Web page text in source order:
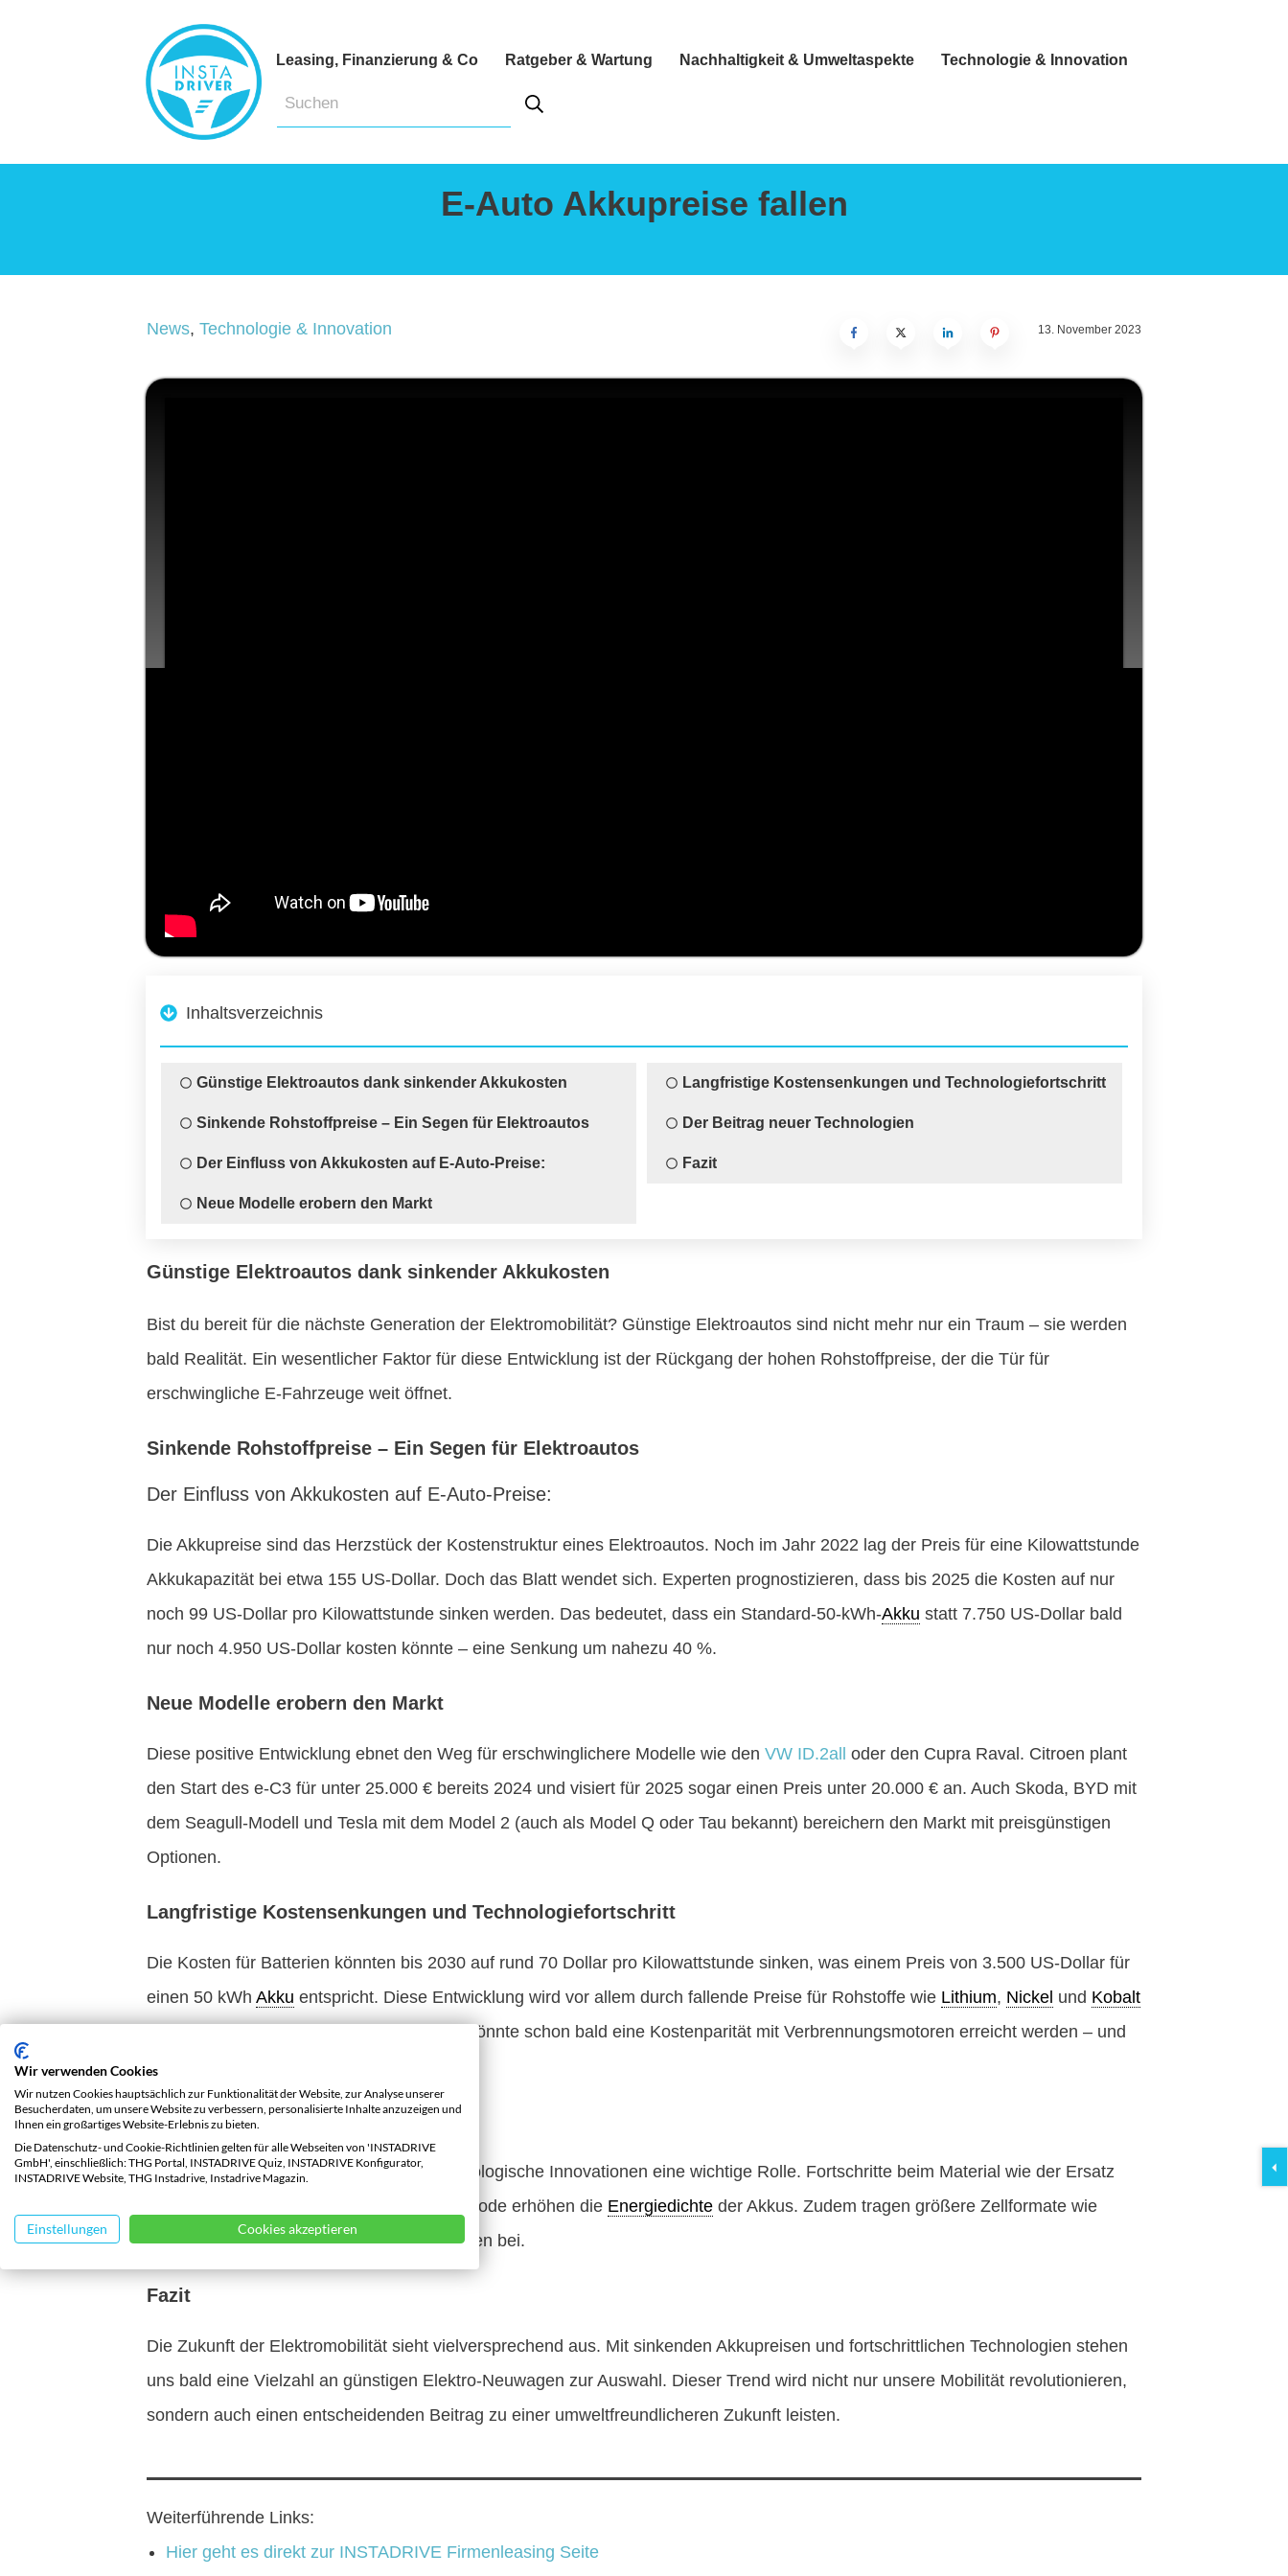
Leasing, Finanzierung & Co Ratgeber & Wartung Nachhaltigkeit & Umweltaspekte Technologie & Innovation
E-Auto Akkupreise fallen
News, Technologie & Innovation 13. November 2023
Inhaltsverzeichnis
Günstige Elektroautos dank sinkender Akkukosten
Sinkende Rohstoffpreise – Ein Segen für Elektroautos
Der Einfluss von Akkukosten auf E-Auto-Preise:
Neue Modelle erobern den Markt
Langfristige Kostensenkungen und Technologiefortschritt
Der Beitrag neuer Technologien
Fazit
Günstige Elektroautos dank sinkender Akkukosten
Bist du bereit für die nächste Generation der Elektromobilität? Günstige Elektroautos sind nicht mehr nur ein Traum – sie werden
bald Realität. Ein wesentlicher Faktor für diese Entwicklung ist der Rückgang der hohen Rohstoffpreise, der die Tür für
erschwingliche E-Fahrzeuge weit öffnet.
Sinkende Rohstoffpreise – Ein Segen für Elektroautos
Der Einfluss von Akkukosten auf E-Auto-Preise:
Die Akkupreise sind das Herzstück der Kostenstruktur eines Elektroautos. Noch im Jahr 2022 lag der Preis für eine Kilowattstunde
Akkukapazität bei etwa 155 US-Dollar. Doch das Blatt wendet sich. Experten prognostizieren, dass bis 2025 die Kosten auf nur
noch 99 US-Dollar pro Kilowattstunde sinken werden. Das bedeutet, dass ein Standard-50-kWh-Akku statt 7.750 US-Dollar bald
nur noch 4.950 US-Dollar kosten könnte – eine Senkung um nahezu 40 %.
Neue Modelle erobern den Markt
Diese positive Entwicklung ebnet den Weg für erschwinglichere Modelle wie den VW ID.2all oder den Cupra Raval. Citroen plant
den Start des e-C3 für unter 25.000 € bereits 2024 und visiert für 2025 sogar einen Preis unter 20.000 € an. Auch Skoda, BYD mit
dem Seagull-Modell und Tesla mit dem Model 2 (auch als Model Q oder Tau bekannt) bereichern den Markt mit preisgünstigen
Optionen.
Langfristige Kostensenkungen und Technologiefortschritt
Die Kosten für Batterien könnten bis 2030 auf rund 70 Dollar pro Kilowattstunde sinken, was einem Preis von 3.500 US-Dollar für
einen 50 kWh Akku entspricht. Diese Entwicklung wird vor allem durch fallende Preise für Rohstoffe wie Lithium, Nickel und Kobalt
getrieben. Durch diese Kostensenkungen könnte schon bald eine Kostenparität mit Verbrennungsmotoren erreicht werden – und
das sogar ohne staatliche Förderungen.
Der Beitrag neuer Technologien
Neben Rohstoffpreisen spielen auch technologische Innovationen eine wichtige Rolle. Fortschritte beim Material wie der Ersatz
von reinem Graphit durch Silicium in der Anode erhöhen die Energiedichte der Akkus. Zudem tragen größere Zellformate wie
Teslas 4680 zur Senkung der Montagekosten bei.
Fazit
Die Zukunft der Elektromobilität sieht vielversprechend aus. Mit sinkenden Akkupreisen und fortschrittlichen Technologien stehen
uns bald eine Vielzahl an günstigen Elektro-Neuwagen zur Auswahl. Dieser Trend wird nicht nur unsere Mobilität revolutionieren,
sondern auch einen entscheidenden Beitrag zu einer umweltfreundlicheren Zukunft leisten.
Weiterführende Links:
Hier geht es direkt zur INSTADRIVE Firmenleasing Seite
Wir verwenden Cookies
Wir nutzen Cookies hauptsächlich zur Funktionalität der Website, zur Analyse unserer
Besucherdaten, um unsere Website zu verbessern, personalisierte Inhalte anzuzeigen und
Ihnen ein großartiges Website-Erlebnis zu bieten.
Die Datenschutz- und Cookie-Richtlinien gelten für alle Webseiten von 'INSTADRIVE
GmbH', einschließlich: THG Portal, INSTADRIVE Quiz, INSTADRIVE Konfigurator,
INSTADRIVE Website, THG Instadrive, Instadrive Magazin.
Einstellungen Cookies akzeptieren